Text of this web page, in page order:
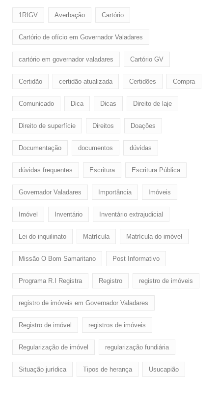
1RIGV Averbação Cartório
Cartório de ofício em Governador Valadares
cartório em governador valadares Cartório GV
Certidão certidão atualizada Certidões Compra
Comunicado Dica Dicas Direito de laje
Direito de superfície Direitos Doaçôes
Documentação documentos dúvidas
dúvidas frequentes Escritura Escritura Pública
Governador Valadares Importância Imóveis
Imóvel Inventário Inventário extrajudicial
Lei do inquilinato Matrícula Matrícula do imóvel
Missão O Bom Samaritano Post Informativo
Programa R.I Registra Registro registro de imóveis
registro de imóveis em Governador Valadares
Registro de imóvel registros de imóveis
Regularização de imóvel regularização fundiária
Situação jurídica Tipos de herança Usucapião